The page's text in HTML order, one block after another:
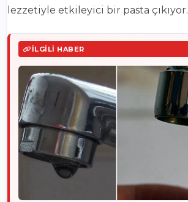
lezzetiyle etkileyici bir pasta çıkıyor.
İLGILI HABER